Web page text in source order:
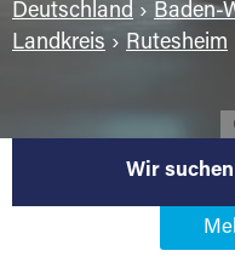
Deutschland › Baden-
Landkreis › Rutesheim
Wir
Werden Sie